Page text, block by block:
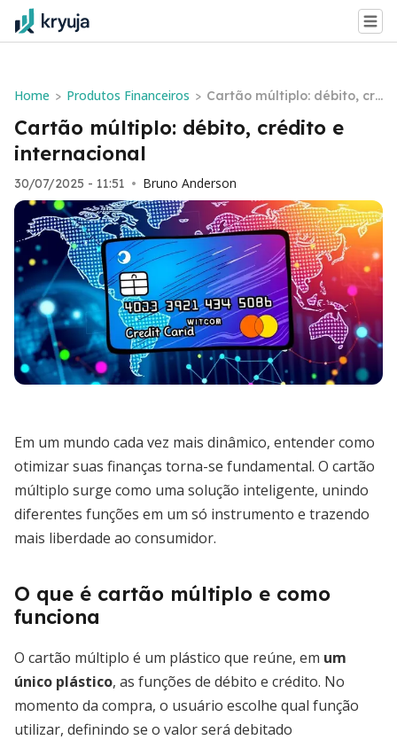
Home > Produtos Financeiros > Cartão múltiplo: débito, cré
dito e internacional
Cartão múltiplo: débito, crédito e
internacional
30/07/2025 - 11:51 • Bruno Anderson
Em um mundo cada vez mais dinâmico, entender como
otimizar suas finanças torna-se fundamental. O cartão
múltiplo surge como uma solução inteligente, unindo
diferentes funções em um só instrumento e trazendo
mais liberdade ao consumidor.
O que é cartão múltiplo e como
funciona
O cartão múltiplo é um plástico que reúne, em um
único plástico, as funções de débito e crédito. No
momento da compra, o usuário escolhe qual função
utilizar, definindo se o valor será debitado